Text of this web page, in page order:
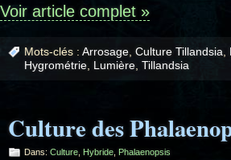
Voir article complet »
Mots-clés : Arrosage Culture Tillandsia
Hygrométrie Lumière Tillandsia
Culture des
Dans: Culture Hybride Phalaenopsis